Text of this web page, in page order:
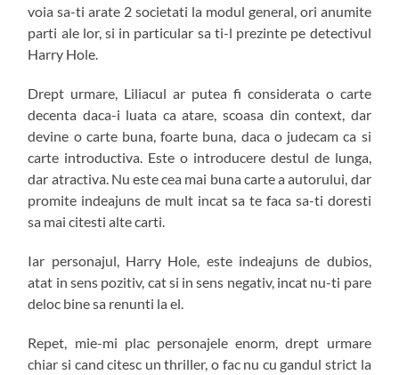
voia sa-ti arate 2 societati la modul general, ori anumite
parti ale lor, si in particular sa ti-l prezinte pe detectivul
Harry Hole.
Drept urmare, Liliacul ar putea fi considerata o carte
decenta daca-i luata ca atare, scoasa din context, dar
devine o carte buna, foarte buna, daca o judecam ca si
carte introductiva. Este o introducere destul de lunga,
dar atractiva. Nu este cea mai buna carte a autorului, dar
promite indeajuns de mult incat sa te faca sa-ti doresti
sa mai citesti alte carti.
Iar personajul, Harry Hole, este indeajuns de dubios,
atat in sens pozitiv, cat si in sens negativ, incat nu-ti pare
deloc bine sa renunti la el.
Repet, mie-mi plac personajele enorm, drept urmare
chiar si cand citesc un thriller, o fac nu cu gandul strict la